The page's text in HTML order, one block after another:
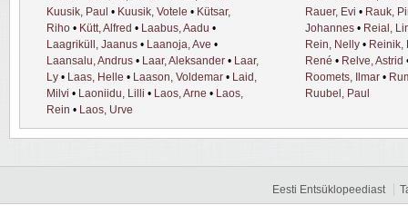
Kuusik, Paul • Kuusik, Votele • Kütsar,
Riho • Kütt, Alfred • Laabus, Aadu •
Laagriküll, Jaanus • Laanoja, Ave •
Laansalu, Andrus • Laar, Aleksander • Laar,
Ly • Laas, Helle • Laason, Voldemar • Laid,
Milvi • Laoniidu, Lilli • Laos, Arne • Laos,
Rein • Laos, Urve
Rauer, Evi • Rauk,
Johannes • Reial,
Rein, Nelly • Reinik,
René • Relve, Astrid
Roomets, Ilmar •
Ruubel, Paul
Eesti Entsüklopeediast